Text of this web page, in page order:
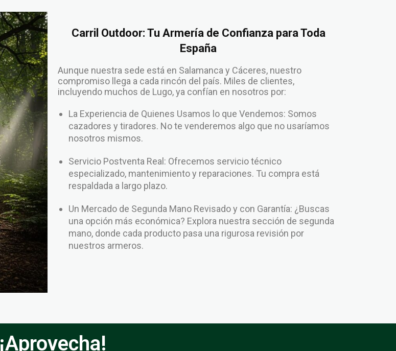
Carril Outdoor: Tu Armería de Confianza para Toda
España
Aunque nuestra sede está en Salamanca y Cáceres, nuestro
compromiso llega a cada rincón del país. Miles de clientes,
incluyendo muchos de Lugo, ya confían en nosotros por:
La Experiencia de Quienes Usamos lo que Vendemos: Somos
cazadores y tiradores. No te venderemos algo que no usaríamos
nosotros mismos.
Servicio Postventa Real: Ofrecemos servicio técnico
especializado, mantenimiento y reparaciones. Tu compra está
respaldada a largo plazo.
Un Mercado de Segunda Mano Revisado y con Garantía: ¿Buscas
una opción más económica? Explora nuestra sección de segunda
mano, donde cada producto pasa una rigurosa revisión por
nuestros armeros.
¡Aprovecha!